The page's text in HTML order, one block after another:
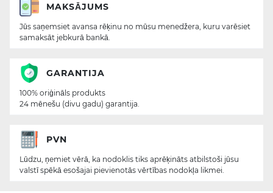
MAKSĀJUMS
Jūs saņemsiet avansa rēķinu no mūsu menedžera, kuru varēsiet
samaksāt jebkurā bankā.
GARANTIJA
100% oriģināls produkts
24 mēnešu (divu gadu) garantija.
PVN
Lūdzu, ņemiet vērā, ka nodoklis tiks aprēķināts atbilstoši jūsu
valstī spēkā esošajai pievienotās vērtības nodokļa likmei.